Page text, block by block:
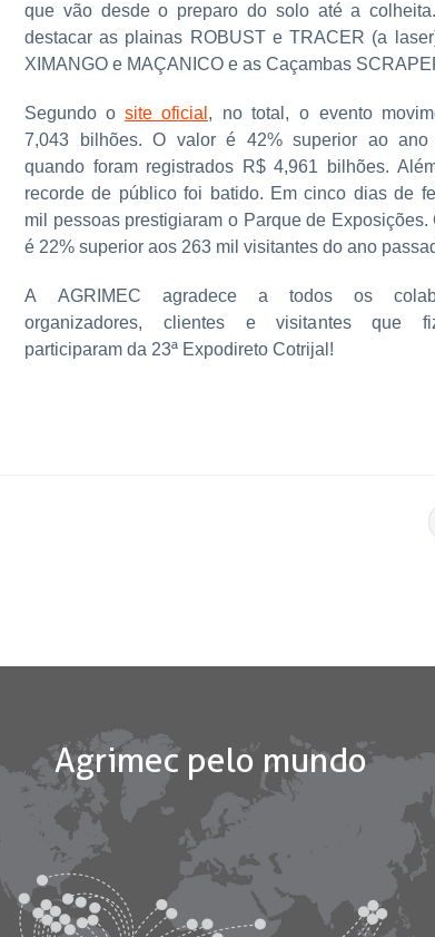
que vão desde o preparo do solo até a
destacar as plainas ROBUST e TRACER (a
XIMANGO e MAÇANICO e as Caçambas
Segundo o site oficial , no total, o evento
7,043 bilhões. O valor é 42% superior ao ano
quando foram registrados R$ 4,961 bilhões.
recorde de público foi batido. Em cinco dias de
mil pessoas prestigiaram o Parque de Exposições.
é 22% superior aos 263 mil visitantes do ano
A AGRIMEC agradece a todos os
organizadores, clientes e visitantes que
participaram da 23ª Expodireto Cotrijal!